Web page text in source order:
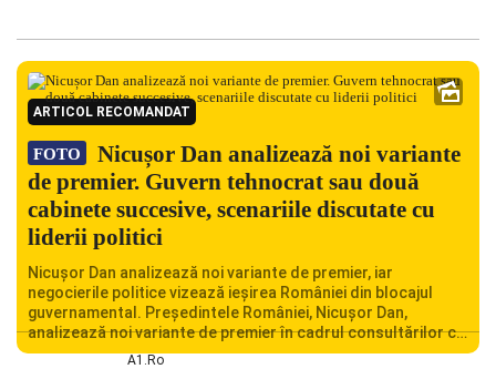
ARTICOL RECOMANDAT
FOTO
Nicușor Dan analizează noi variante
de premier. Guvern tehnocrat sau două
cabinete succesive, scenariile discutate cu
liderii politici
Nicușor Dan analizează noi variante de premier, iar
negocierile politice vizează ieșirea României din blocajul
guvernamental. Președintele României, Nicușor Dan,
analizează noi variante de premier în cadrul consultărilor cu
liderii politici. Ciprian Ciucu vorbește despre scenariul unui
A1.ro